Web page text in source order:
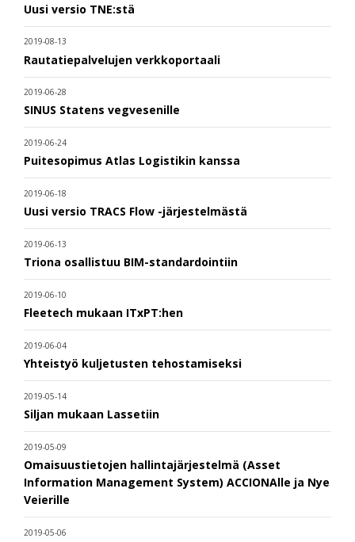
Uusi versio TNE:stä
2019-08-13
Rautatiepalvelujen verkkoportaali
2019-06-28
SINUS Statens vegvesenille
2019-06-24
Puitesopimus Atlas Logistikin kanssa
2019-06-18
Uusi versio TRACS Flow -järjestelmästä
2019-06-13
Triona osallistuu BIM-standardointiin
2019-06-10
Fleetech mukaan ITxPT:hen
2019-06-04
Yhteistyö kuljetusten tehostamiseksi
2019-05-14
Siljan mukaan Lassetiin
2019-05-09
Omaisuustietojen hallintajärjestelmä (Asset
Information Management System) ACCIONAlle ja Nye
Veierille
2019-05-06